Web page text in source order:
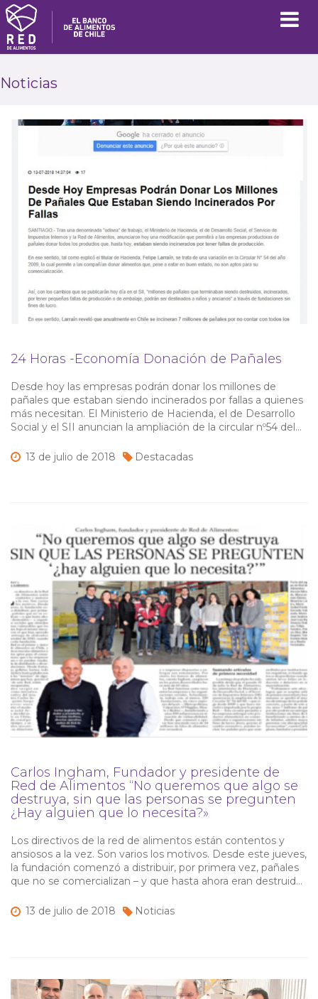
Noticias
24 Horas -Economía Donación de Pañales
Desde hoy las empresas podrán donar los millones de
pañales que estaban siendo incinerados por fallas a quienes
más necesitan. El Ministerio de Hacienda, el de Desarrollo
Social y el SII anuncian la ampliación de la circular nº54 del
alimentos, que pese a estar en buen […]
13 de julio de 2018 Destacadas
Carlos Ingham, Fundador y presidente de
Red de Alimentos “No queremos que algo se
destruya, sin que las personas se pregunten
¿Hay alguien que lo necesita?»
Los directivos de la red de alimentos están contentos y
ansiosos a la vez. Son varios los motivos. Desde este jueves,
la fundación comenzó a distribuir, por primera vez, pañales
que no se comercializan – y que hasta ahora eran destruidos
vulnerables que los requieren.
13 de julio de 2018 Noticias